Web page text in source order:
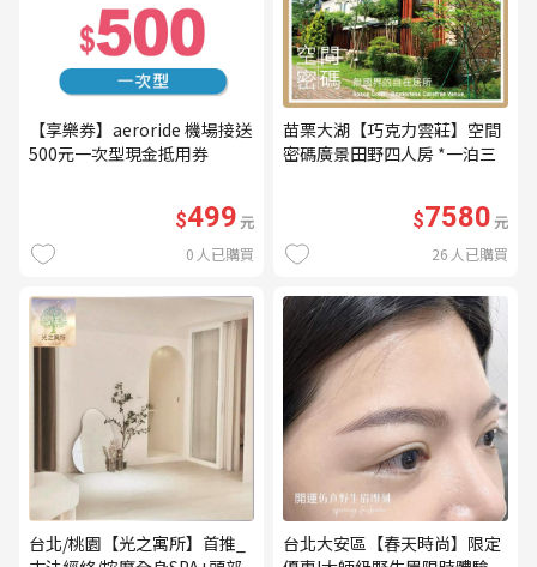
【享樂券】aeroride 機場接送
500元一次型現金抵用券
$499元
0 人已購買
苗栗大湖【巧克力雲莊】空間
密碼廣景田野四人房 *一泊三
$7580元
26 人已購買
台北/桃園【光之寓所】首推_
台北大安區【春天時尚】限定